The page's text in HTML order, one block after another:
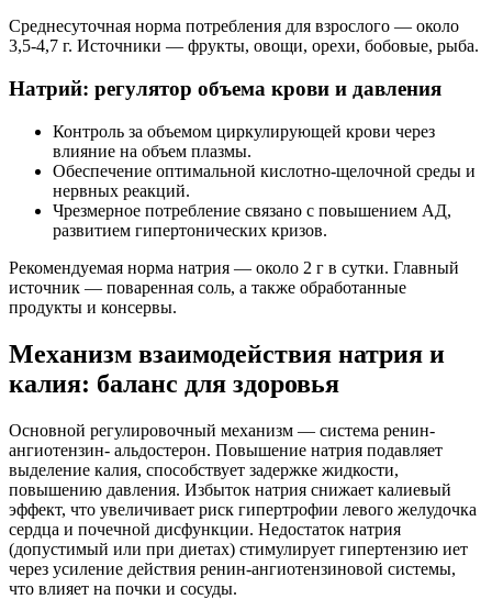
Среднесуточная норма потребления для взрослого — около
3,5-4,7 г. Источники — фрукты, овощи, орехи, бобовые, рыба.
Натрий: регулятор объема крови и давления
Контроль за объемом циркулирующей крови через
влияние на объем плазмы.
Обеспечение оптимальной кислотно-щелочной среды и
нервных реакций.
Чрезмерное потребление связано с повышением АД,
развитием гипертонических кризов.
Рекомендуемая норма натрия — около 2 г в сутки. Главный
источник — поваренная соль, а также обработанные
продукты и консервы.
Механизм взаимодействия натрия и
калия: баланс для здоровья
Основной регулировочный механизм — система ренин-
ангиотензин- альдостерон. Повышение натрия подавляет
выделение калия, способствует задержке жидкости,
повышению давления. Избыток натрия снижает калиевый
эффект, что увеличивает риск гипертрофии левого желудочка
сердца и почечной дисфункции. Недостаток натрия
(допустимый или при диетах) стимулирует гипертензию иет
через усиление действия ренин-ангиотензиновой системы,
что влияет на почки и сосуды.